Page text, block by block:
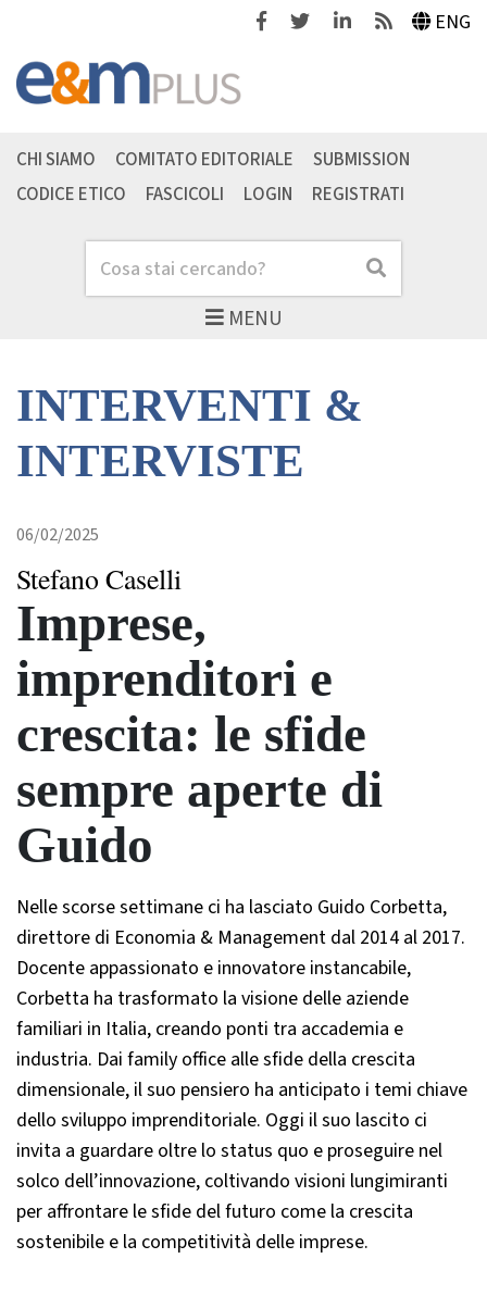
FacebookTwitterLinkedinFeeds ENG
MENU
Cerca Cerca
CHI SIAMO COMITATO EDITORIALE
SUBMISSION
CODICE ETICO
FASCICOLI LOGIN REGISTRATI
INTERVENTI &
INTERVISTE
06/02/2025
Stefano Caselli
Imprese,
imprenditori e
crescita: le sfide
sempre aperte di
Guido
Nelle scorse settimane ci ha lasciato Guido Corbetta,
direttore di Economia & Management dal 2014 al 2017.
Docente appassionato e innovatore instancabile,
Corbetta ha trasformato la visione delle aziende
familiari in Italia, creando ponti tra accademia e
industria. Dai family office alle sfide della crescita
dimensionale, il suo pensiero ha anticipato i temi chiave
dello sviluppo imprenditoriale. Oggi il suo lascito ci
invita a guardare oltre lo status quo e proseguire nel
solco dell’innovazione, coltivando visioni lungimiranti
per affrontare le sfide del futuro come la crescita
sostenibile e la competitività delle imprese.